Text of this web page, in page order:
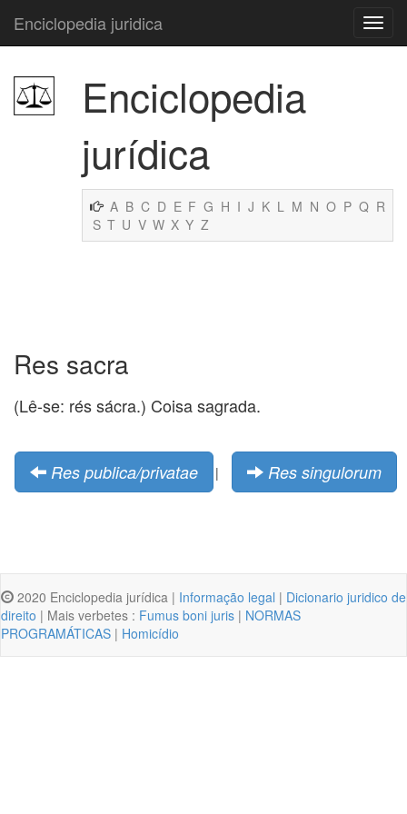
Enciclopedia juridica
Enciclopedia
jurídica
A B C D E F G H I J K L M N O P Q R
S T U V W X Y Z
Res sacra
(Lê-se: rés sácra.) Coisa sagrada.
Res publica/privatae | Res singulorum
2020 Enciclopedia jurídica | Informação legal | Dicionario juridico de
direito | Mais verbetes : Fumus boni juris | NORMAS
PROGRAMÁTICAS | Homicídio